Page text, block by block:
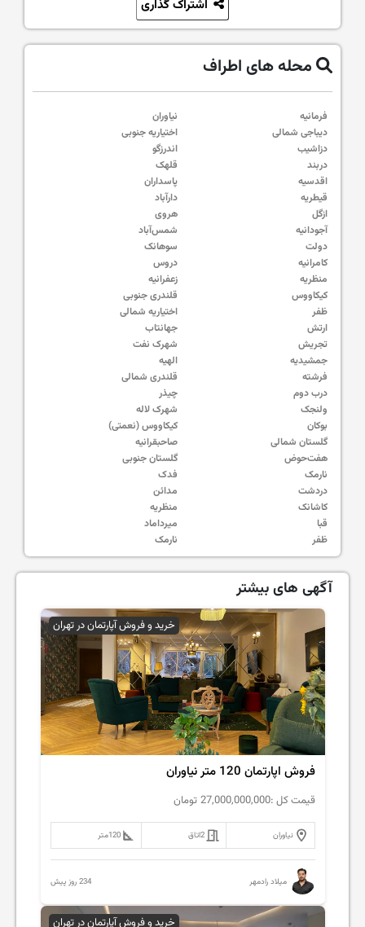
محله های اطراف
فرمانیه
نیاوران
دیباجی شمالی
اختیاریه جنوبی
دزاشیب
اندرزگو
دربند
قلهک
اقدسیه
پاسداران
قیطریه
دارآباد
ازگل
هروی
آجودانیه
شمس‌آباد
دولت
سوهانک
کامرانیه
دروس
منظریه
زعفرانیه
کیکاووس
قلندری جنوبی
ظفر
اختیاریه شمالی
ارتش
جهانتاب
تجریش
شهرک نفت
جمشیدیه
الهیه
فرشته
قلندری شمالی
درب دوم
چیذر
ولنجک
شهرک لاله
بوکان
کیکاووس (نعمتی)
گلستان شمالی
صاحبقرانیه
هفت‌حوض
گلستان جنوبی
نارمک
فدک
دردشت
مدائن
کاشانک
منظریه
قبا
میرداماد
ظفر
نارمک
آگهی های بیشتر
خرید و فروش آپارتمان در تهران
فروش اپارتمان 120 متر نیاوران
قیمت کل :27,000,000,000 تومان
نیاوران 2اتاق 120متر
میلاد رادمهر 234 روز پیش
خرید و فروش آپارتمان در تهران